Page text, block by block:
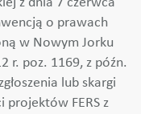
z dnia 7 czerwca
o prawach
w Nowym Jorku
r. poz. 1169, z późn.
lub skargi
projektów FERS z